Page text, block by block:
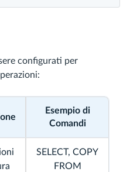
configurati per
Esempio di
Comandi
SELECT, COPY
FROM